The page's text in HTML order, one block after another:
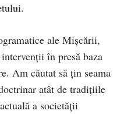
ale Mișcării,
în presă baza
Am căutat să țin seama
atât de tradițiile
a societății